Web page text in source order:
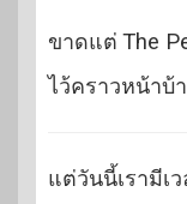
ขาดแต่ The
ไว้คราวหน้าบ้
แต่วันนี้เรามีเ